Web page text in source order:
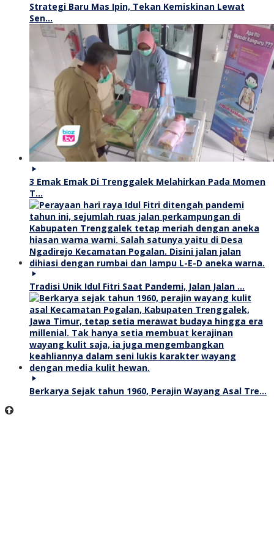
Strategi Baru Mas Ipin, Tekan Kemiskinan Lewat
Sen…
3 Emak Emak Di Trenggalek Melahirkan Pada Momen
T…
Tradisi Unik Idul Fitri Saat Pandemi, Jalan Jalan …
Berkarya Sejak tahun 1960, Perajin Wayang Asal Tre…